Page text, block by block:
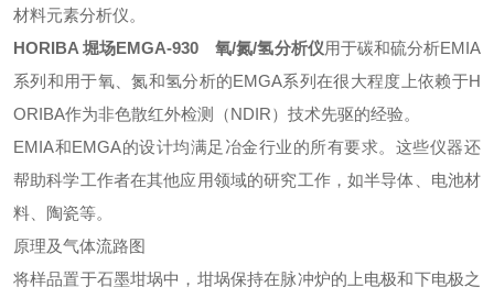
材料元素分析仪。
HORIBA 堀场EMGA-930 氧/氮/氢分析仪用于碳和硫分析EMIA
系列和用于氧、氮和氢分析的EMGA系列在很大程度上依赖于H
ORIBA作为非色散红外检测（NDIR）技术先驱的经验。
EMIA和EMGA的设计均满足冶金行业的所有要求。这些仪器还
帮助科学工作者在其他应用领域的研究工作，如半导体、电池材
料、陶瓷等。
原理及气体流路图
将样品置于石墨坩埚中，坩埚保持在脉冲炉的上电极和下电极之